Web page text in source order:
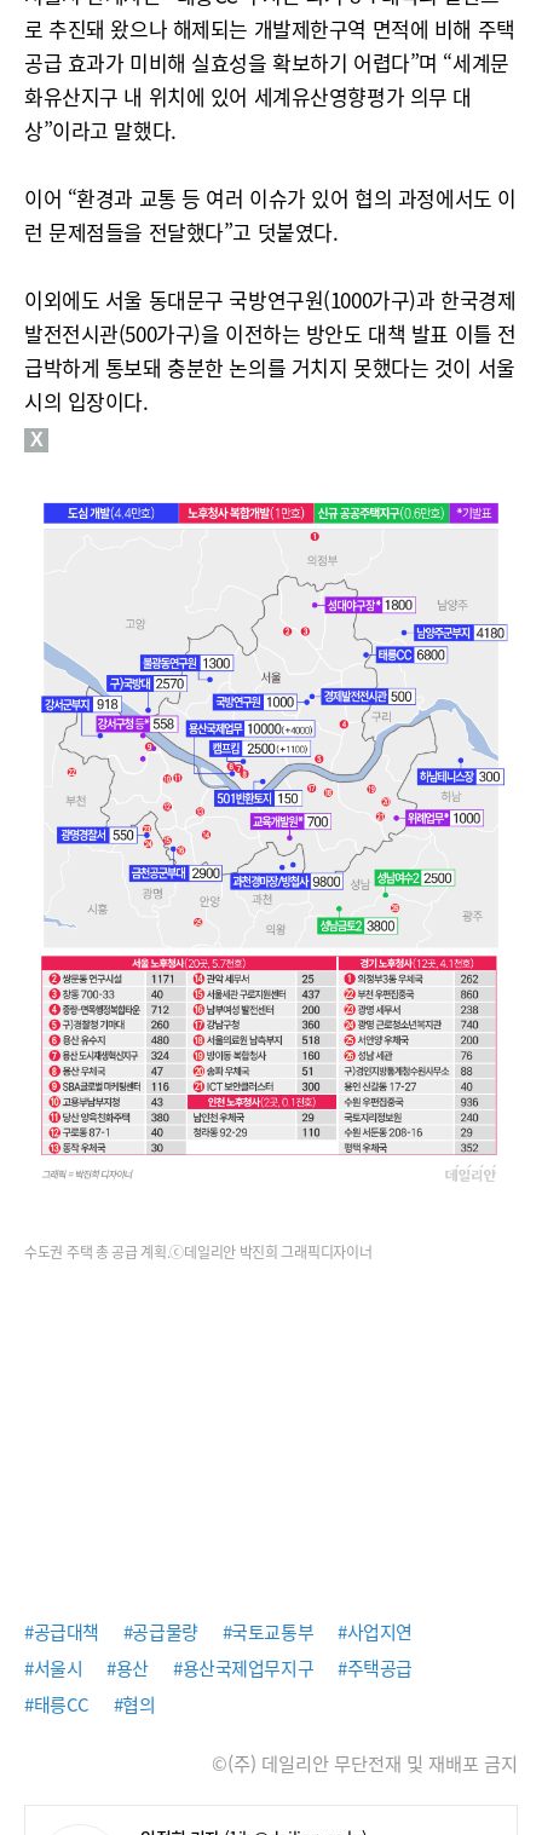
로 추진돼 왔으나 해제되는 개발제한구역 면적에 비해 주택
공급 효과가 미비해 실효성을 확보하기 어렵다”며 “세계문
화유산지구 내 위치에 있어 세계유산영향평가 의무 대
상”이라고 말했다.
이어 “환경과 교통 등 여러 이슈가 있어 협의 과정에서도 이
런 문제점들을 전달했다”고 덧붙였다.
이외에도 서울 동대문구 국방연구원(1000가구)과 한국경제
발전전시관(500가구)을 이전하는 방안도 대책 발표 이틀 전
급박하게 통보돼 충분한 논의를 거치지 못했다는 것이 서울
시의 입장이다.
수도권 주택 총 공급 계획.ⓒ데일리안 박진희 그래픽디자이너
#공급대책 #공급물량 #국토교통부
#사업지연
#서울시
#용산 #용산국제업무지구
#주택공급
#태릉CC
#협의
©(주) 데일리안 무단전재 및 재배포 금지
X